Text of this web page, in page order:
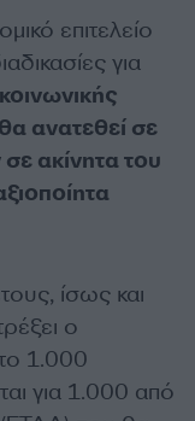
επιτελείο
για
κοινωνικής
θα ανατεθεί σε
ακίνητα του
ίσως και
ο
1.000
για 1.000 από